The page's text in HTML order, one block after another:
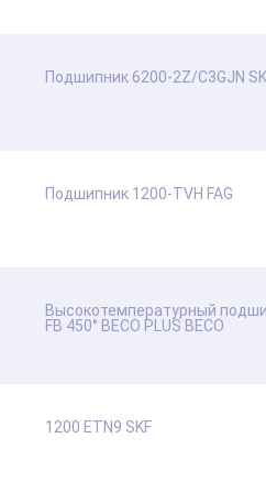
Подшипник 6200-2Z/C3GJN
Подшипник 1200-TVH FAG
Высокотемпературный
FB 450° BЕСО PLUS BECO
1200 ETN9 SKF